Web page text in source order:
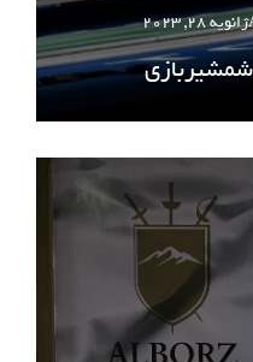
ژانویه 28, 2023